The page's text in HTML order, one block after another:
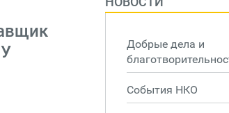
Добрые дела и
События НКО